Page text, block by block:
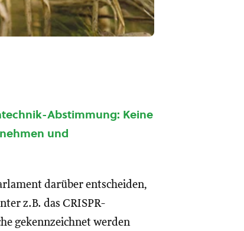
Abstimmung: Keine
und
darüber entscheiden,
z.B. das CRISPR-
gekennzeichnet werden